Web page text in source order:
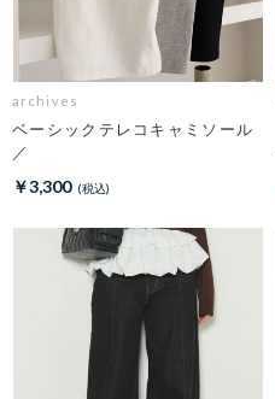
archives
ベーシックテレコキャミソール
／
￥3,300